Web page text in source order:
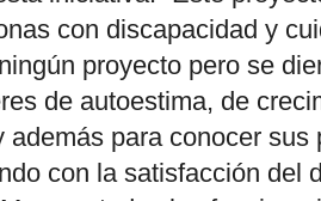
con discapacidad y
proyecto pero se
de autoestima, de
además para conocer
con la satisfacción del